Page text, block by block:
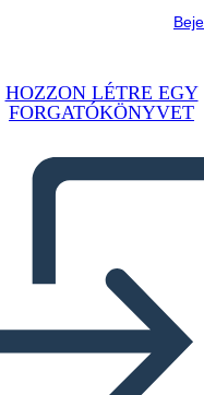
HOZZON LÉTRE EGY
FORGATÓKÖNYVET